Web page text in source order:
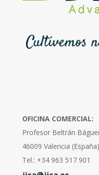
OFICINA COMERCIAL:
Profesor Beltrán
46009 Valencia (España)
Tel.: +34 963 517 901